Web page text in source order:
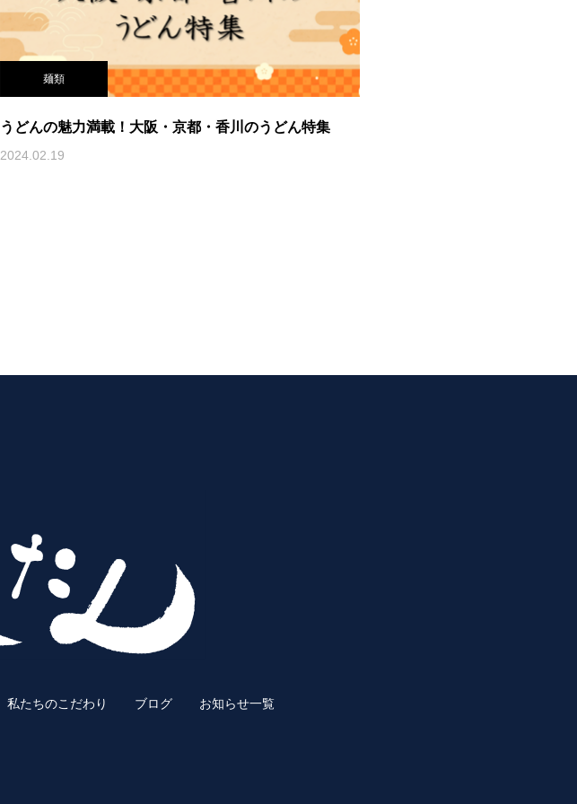
麺類
うどんの魅力満載！大阪・京都・香川のうどん特集
2024.02.19
私たちのこだわり ブログ お知らせ一覧